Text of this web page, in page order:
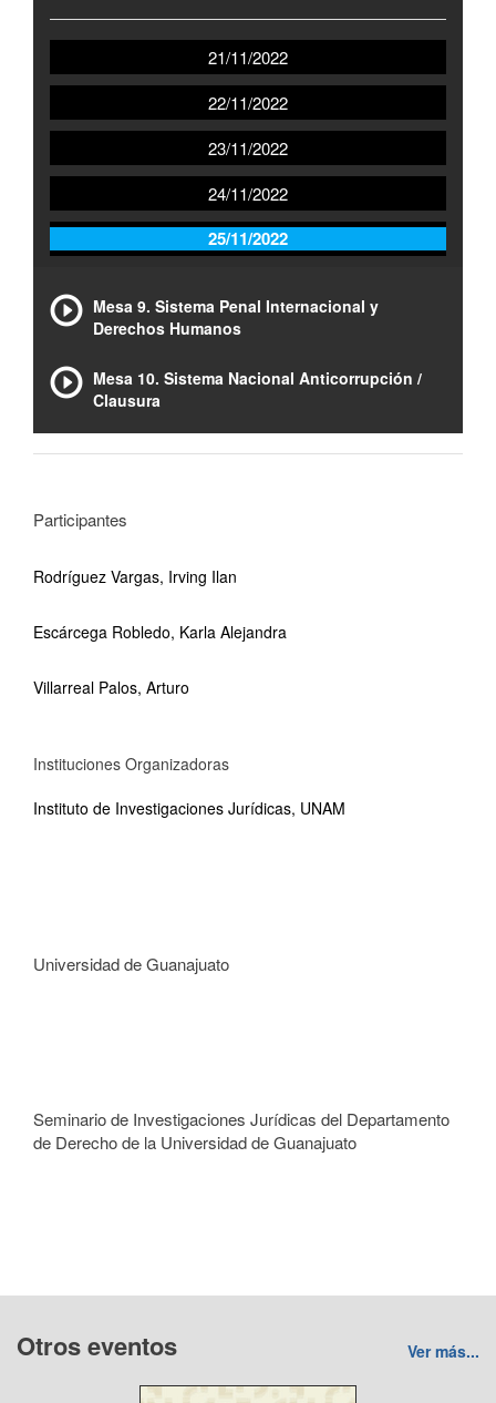
21/11/2022
22/11/2022
23/11/2022
24/11/2022
25/11/2022
Mesa 9. Sistema Penal Internacional y
Derechos Humanos
Mesa 10. Sistema Nacional Anticorrupción /
Clausura
Participantes
Rodríguez Vargas, Irving Ilan
Escárcega Robledo, Karla Alejandra
Villarreal Palos, Arturo
Instituciones Organizadoras
Instituto de Investigaciones Jurídicas, UNAM
Universidad de Guanajuato
Seminario de Investigaciones Jurídicas del Departamento
de Derecho de la Universidad de Guanajuato
Otros eventos Ver más...